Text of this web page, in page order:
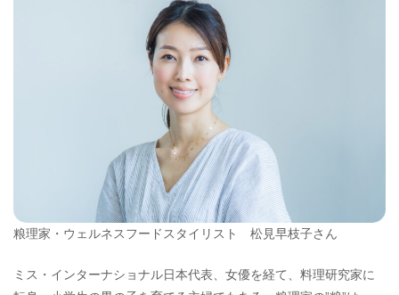
粮理家・ウェルネスフードスタイリスト 松見早枝子さん
ミス・インターナショナル日本代表、女優を経て、料理研究家に